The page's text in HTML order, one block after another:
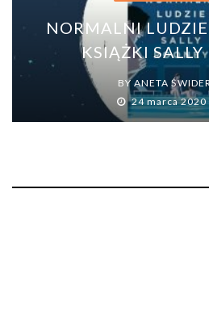
NORMALNI
KSIĄŻKI SALLY
BYANETA
24 marca 2020